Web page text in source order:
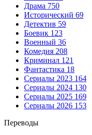
Драма 750
Исторический 69
Детектив 59
Боевик 123
Военный 36
Комедия 208
Криминал 121
Фантастика 18
Сериалы 2023 164
Сериалы 2024 130
Сериалы 2025 169
Сериалы 2026 153
Переводы